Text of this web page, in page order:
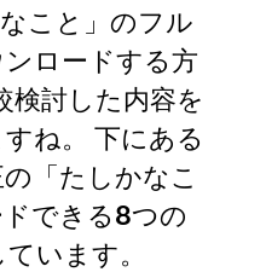
こと」のフル
ロードする方
検討した内容を
ね。 下にある
「たしかなこ
できる8つの
います。